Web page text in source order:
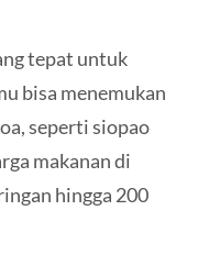
tepat untuk
bisa menemukan
seperti siopao
makanan di
hingga 200